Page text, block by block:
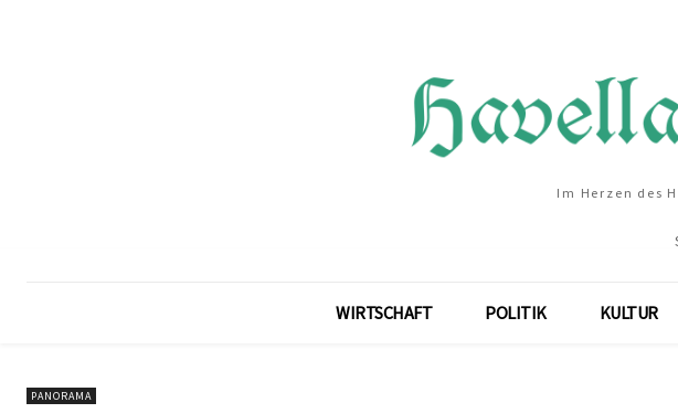
Im Herzen des
WIRTSCHAFT POLITIK KULTUR
PANORAMA